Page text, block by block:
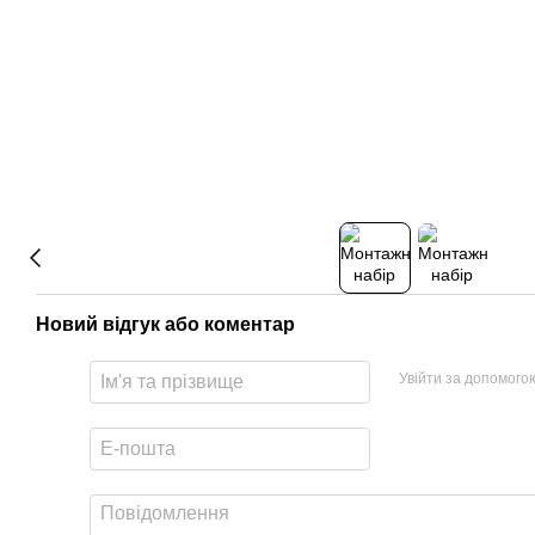
Новий відгук або коментар
Увійти за